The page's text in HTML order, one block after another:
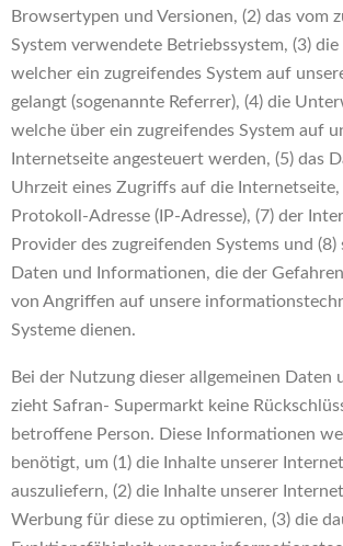
Browsertypen und Versionen, (2) das vom
System verwendete Betriebssystem, (3)
welcher ein zugreifendes System auf
gelangt (sogenannte Referrer), (4) die
welche über ein zugreifendes System auf
Internetseite angesteuert werden, (5) das
Uhrzeit eines Zugriffs auf die
Protokoll-Adresse (IP-Adresse), (7) der
Provider des zugreifenden Systems und
Daten und Informationen, die der
von Angriffen auf unsere
Systeme dienen.
Bei der Nutzung dieser allgemeinen Daten
zieht Safran- Supermarkt keine
betroffene Person. Diese Informationen
benötigt, um (1) die Inhalte unserer
auszuliefern, (2) die Inhalte unserer
Werbung für diese zu optimieren, (3) die